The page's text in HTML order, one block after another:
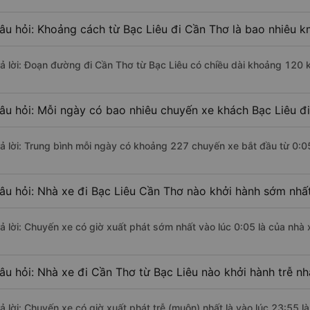
hỏi: Khoảng cách từ Bạc Liêu đi Cần Thơ là bao nhiêu
lời: Đoạn đường đi Cần Thơ từ Bạc Liêu có chiều dài khoảng 120
hỏi: Mỗi ngày có bao nhiêu chuyến xe khách Bạc Liêu
lời: Trung bình mỗi ngày có khoảng 227 chuyến xe bắt đầu từ
hỏi: Nhà xe đi Bạc Liêu Cần Thơ nào khởi hành sớm
lời: Chuyến xe có giờ xuất phát sớm nhất vào lúc 0:05 là của nhà
hỏi: Nhà xe đi Cần Thơ từ Bạc Liêu nào khởi hành trễ